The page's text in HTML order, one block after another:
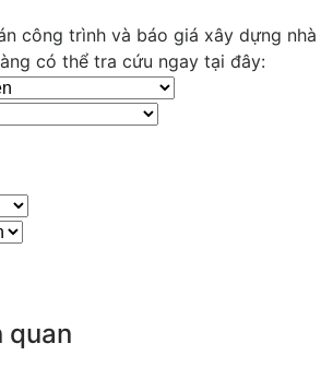
công trình và báo giá xây dựng nhà
có thể tra cứu ngay tại đây:
quan